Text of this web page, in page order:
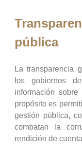
pública
La transparencia
los gobiernos
información
propósito es
gestión pública,
combatan la
rendición de